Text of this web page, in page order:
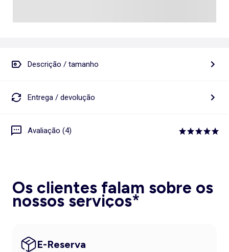
Descrição / tamanho
Entrega / devolução
Avaliação (4)
Os clientes falam sobre os
nossos serviços*
E-Reserva